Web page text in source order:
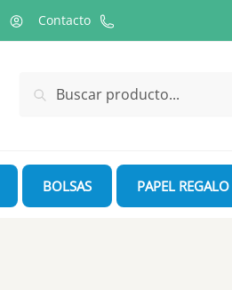
Contacto
por:
BOLSAS PAPEL REGALO